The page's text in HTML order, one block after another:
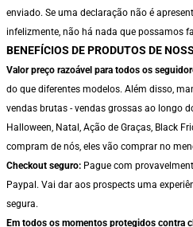
enviado. Se uma declaração não é
infelizmente, não há nada que possamos
BENEFÍCIOS DE PRODUTOS DE
Valor preço razoável para todos os
do que diferentes modelos. Além disso,
vendas brutas - vendas grossas ao longo
Halloween, Natal, Ação de Graças, Black
compram de nós, eles vão comprar no
Checkout seguro: Pague com
Paypal. Vai dar aos prospects uma
segura.
Em todos os momentos protegidos contra